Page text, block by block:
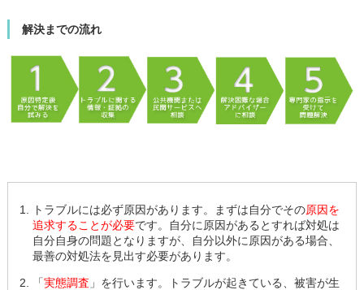
解決までの流れ
トラブルには必ず原因があります。まずは自分でその原因を
追求することが必要です。自分に原因があるとすれば対処は
自分自身の問題となりますが、自分以外に原因がある場合、
最善の対処法を見出す必要があります。
「実態調査 」を行います。トラブルが起きている、被害が生